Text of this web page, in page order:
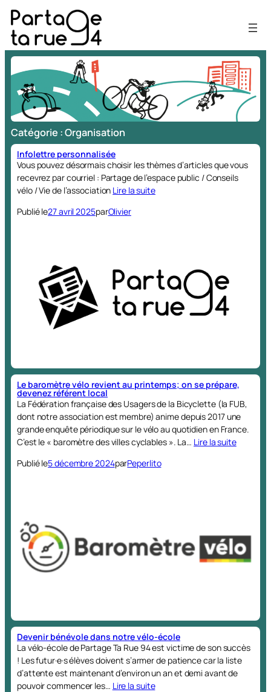
Aller
au
contenu
Catégorie :Organisation
Infolettre personnalisée
Vous pouvez désormais choisir les thèmes d’articles que vous
recevrez par courriel : Partage de l’espace public / Conseils
vélo / Vie de l’association Lire la suite
Publié le27 avril 2025parOlivier
Le baromètre vélo revient au printemps; on se prépare,
devenez référent local
La Fédération française des Usagers de la Bicyclette (la FUB,
dont notre association est membre) anime depuis 2017 une
grande enquête périodique sur le vélo au quotidien en France.
C’est le « baromètre des villes cyclables ». La… Lire la suite
Publié le5 décembre 2024parPeperlito
Devenir bénévole dans notre vélo-école
La vélo-école de Partage Ta Rue 94 est victime de son succès
! Les futur·e·s élèves doivent s’armer de patience car la liste
d’attente est maintenant d’environ un an et demi avant de
pouvoir commencer les… Lire la suite